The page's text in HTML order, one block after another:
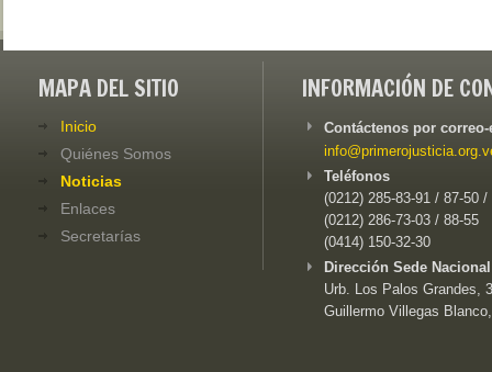
MAPA DEL SITIO
Inicio
Quiénes Somos
Noticias
Enlaces
Secretarías
INFORMACIÓN DE
Contáctenos por
Teléfonos
(0212) 285-83-91 / 87-50 /
(0212) 286-73-03 / 88-55
(0414) 150-32-30
Dirección Sede
Urb. Los Palos Grandes,
Guillermo Villegas